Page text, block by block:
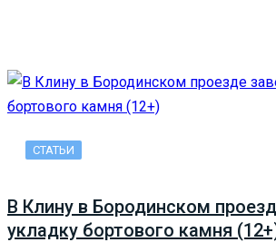
СТАТЬИ
В Клину в Бородинском
укладку бортового камня